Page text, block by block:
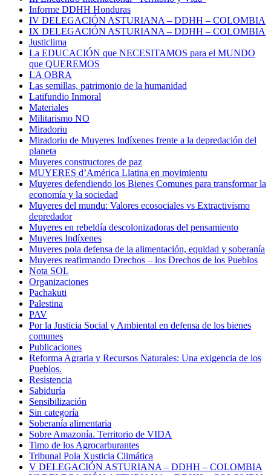
Informe DDHH Honduras
IV DELEGACIÓN ASTURIANA – DDHH – COLOMBIA
IX DELEGACIÓN ASTURIANA – DDHH – COLOMBIA
Justiclima
La EDUCACIÓN que NECESITAMOS para el MUNDO
que QUEREMOS
LA OBRA
Las semillas, patrimonio de la humanidad
Latifundio Inmoral
Materiales
Militarismo NO
Miradoriu
Miradoriu de Muyeres Indíxenes frente a la depredación del
planeta
Muyeres constructores de paz
MUYERES d’América Llatina en movimientu
Muyeres defendiendo los Bienes Comunes para transformar la
economía y la sociedad
Muyeres del mundu: Valores ecosociales vs Extractivismo
depredador
Muyeres en rebeldía descolonizadoras del pensamiento
Muyeres Indíxenes
Muyeres pola defensa de la alimentación, equidad y soberanía
Muyeres reafirmando Drechos – los Drechos de los Pueblos
Nota SOL
Organizaciones
Pachakuti
Palestina
PAV
Por la Justicia Social y Ambiental en defensa de los bienes
comunes
Publicaciones
Reforma Agraria y Recursos Naturales: Una exigencia de los
Pueblos.
Resistencia
Sabiduría
Sensibilización
Sin categoría
Soberanía alimentaria
Sobre Amazonía. Territorio de VIDA
Timo de los Agrocarburantes
Tribunal Pola Xusticia Climática
V DELEGACIÓN ASTURIANA – DDHH – COLOMBIA